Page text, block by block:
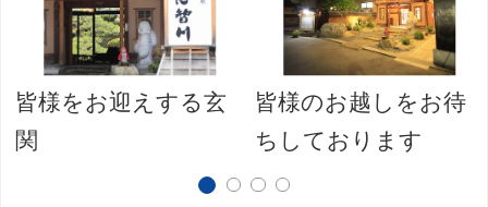
皆様をお迎えする玄
関
皆様のお越しをお待
ちしております